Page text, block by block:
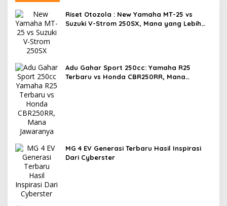
Riset Otozola : New Yamaha MT-25 vs
Suzuki V-Strom 250SX, Mana yang Lebih
Adu Gahar Sport 250cc: Yamaha R25
Terbaru vs Honda CBR250RR, Mana
MG 4 EV Generasi Terbaru Hasil Inspirasi
Dari Cyberster